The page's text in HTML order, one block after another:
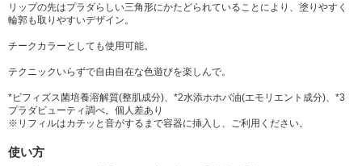
リップの先はプラダらしい三角形にかたどられていることにより、塗りやすく
輪郭も取りやすいデザイン。
チークカラーとしても使用可能。
テクニックいらずで自由自在な色遊びを楽しんで。
*ビフィズス菌培養溶解質(整肌成分)、*2水添ホホバ油(エモリエント成分)、*3
プラダビューティ調べ。個人差あり
※リフィルはカチッと音がするまで容器に挿入し、ご利用ください。
使い方